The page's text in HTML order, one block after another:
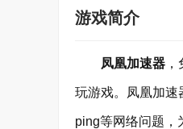
游戏简介
凤凰加速器
玩游戏。凤凰加速
ping等网络问题，